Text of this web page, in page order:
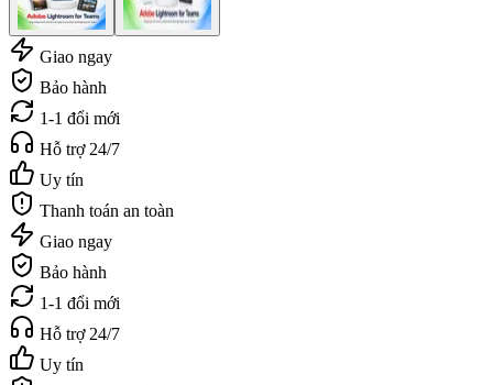
Giao ngay
Bảo hành
1-1 đổi mới
Hỗ trợ 24/7
Uy tín
Thanh toán an toàn
Giao ngay
Bảo hành
1-1 đổi mới
Hỗ trợ 24/7
Uy tín